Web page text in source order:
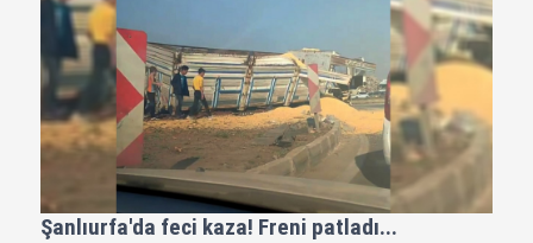
Şanlıurfa'da feci kaza! Freni patladı...